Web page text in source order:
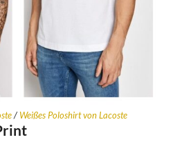
/Weißes Poloshirt von Lacoste